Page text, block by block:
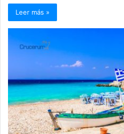
Leer más »